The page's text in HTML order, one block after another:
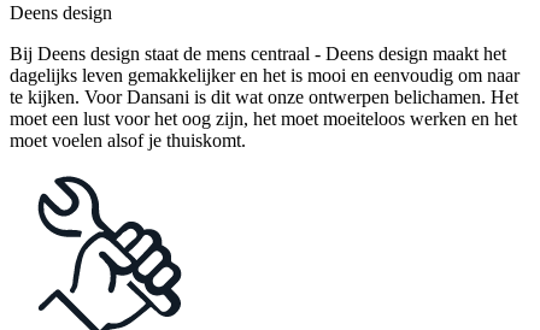
Deens design
Bij Deens design staat de mens centraal - Deens design maakt het
dagelijks leven gemakkelijker en het is mooi en eenvoudig om naar
te kijken. Voor Dansani is dit wat onze ontwerpen belichamen. Het
moet een lust voor het oog zijn, het moet moeiteloos werken en het
moet voelen alsof je thuiskomt.